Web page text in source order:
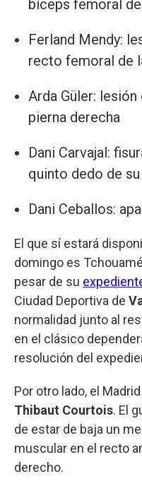
bíceps femoral
Ferland Mendy:
recto femoral de
Arda Güler:
pierna derecha
Dani Carvajal:
quinto dedo de
Dani Ceballos:
El que sí estará
domingo es
pesar de su
Ciudad Deportiva de
normalidad junto al
en el clásico
resolución del
Por otro lado, el
Thibaut Courtois. El
de estar de baja un
muscular en el recto
derecho.